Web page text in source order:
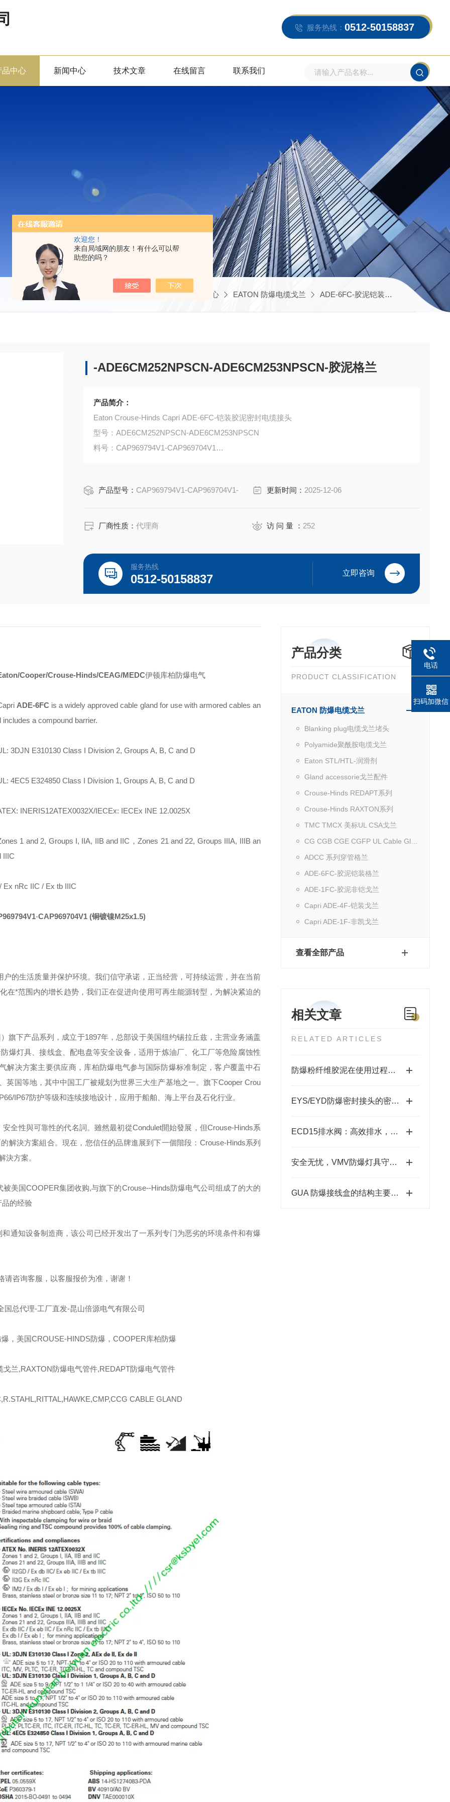
欢迎您！
来自局域网的朋友！有什么可以帮
助您的吗？
服务热线： 0512-50158837
品中心 新闻中心 技术文章 在线留言 联系我们
当前位置：首页 产品中心 EATON 防爆电缆戈兰 ADE-6FC-胶泥铠装格兰
-ADE6CM252NPSCN-ADE6CM253NPSCN-胶泥格兰
产品简介：
Eaton Crouse-Hinds Capri ADE-6FC-铠装胶泥密封电缆接头
型号：ADE6CM252NPSCN-ADE6CM253NPSCN
料号：CAP969794V1-CAP969704V1
产品型号： CAP969794V1-CAP969704V1- 更新时间： 2025-12-06
厂商性质：代理商 访 问 量 ： 252
服务热线
0512-50158837 立即咨询
产品分类
PRODUCT CLASSIFICATION
EATON 防爆电缆戈兰
Blanking plug电缆戈兰堵头
Polyamide聚酰胺电缆戈兰
Eaton STL/HTL-润滑剂
Gland accessorie戈兰配件
Crouse-Hinds REDAPT系列
Crouse-Hinds RAXTON系列
TMC TMCX 美标UL CSA戈兰
ADCC 系列穿管格兰
ADE-6FC-胶泥铠装格兰
ADE-1FC-胶泥非铠戈兰
Capri ADE-4F-铠装戈兰
Capri ADE-1F-非凯戈兰
查看全部产品
相关文章
RELATED ARTICLES
防爆粉纤维胶泥在使用过程中需要注意以下几点
EYS/EYD防爆密封接头的密封圈怎么更换？
ECD15排水阀：高效排水，畅行无阻
安全无忧，VMV防爆灯具守护您的生活
GUA 防爆接线盒的结构主要包括外壳、端子板、密封圈、接线孔等部分
Cooper/Crouse-Hinds/CEAG/MEDC伊顿库柏防爆电气
ADE-6FC is a widely approved cable gland for use with armored cables an
includes a compound barrier.
3DJN E310130 Class I Division 2, Groups A, B, C and D
4EC5 E324850 Class I Division 1, Groups A, B, C and D
INERIS12ATEX0032X/IECEx: IECEx INE 12.0025X
1 and 2, Groups I, IIA, IIB and IIC，Zones 21 and 22, Groups IIIA, IIIB an
IIIC
Ex nRc IIC / Ex tb IIIC
-CAP969704V1 (铜镀镍M25x1.5)
的生活质量并保护环境。我们信守承诺，正当经营，可持续运营，并在当前
在*范围内的增长趋势，我们正在促进向使用可再生能源转型，为解决紧迫的
旗下产品系列，成立于1897年，总部设于美国纽约锡拉丘兹，主营业务涵盖
爆灯具、接线盒、配电盘等安全设备，适用于炼油厂、化工厂等危险腐蚀性
解决方案主要供应商，库柏防爆电气参与国际防爆标准制定，客户覆盖中石
英国等地，其中中国工厂被规划为世界三大生产基地之一。旗下Cooper Crou
IP67防护等级和连续接地设计，应用于船舶、海上平台及石化行业。
全性與可靠性的代名詞。雖然最初從Condulet開始發展，但Crouse-Hinds系
解決方案組合。現在，您信任的品牌進展到下一個階段： Crouse-Hinds系列
決方案。
被美国COOPER集团收购,与旗下的Crouse--Hinds防爆电气公司组成了的大的
的经验
通知设备制造商，该公司已经开发出了一系列专门为恶劣的环境条件和有爆
请咨询客服，以客服报价为准，谢谢！
国总代理-工厂直发-昆山倍源电气有限公司
，美国CROUSE-HINDS防爆，COOPER库柏防爆
兰,RAXTON防爆电气管件,REDAPT防爆电气管件
CABLE GLAND
电话
扫码加微信